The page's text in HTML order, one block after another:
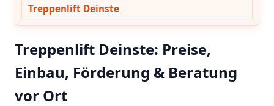
Treppenlift Deinste
Treppenlift Deinste: Preise,
Einbau, Förderung & Beratung
vor Ort